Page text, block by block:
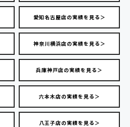
愛知名古屋店の実績を見る＞
神奈川横浜店の実績を見る＞
兵庫神戸店の実績を見る＞
六本木店の実績を見る＞
八王子店の実績を見る＞